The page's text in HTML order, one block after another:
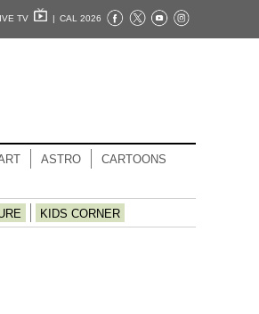
TV | CAL 2026
ASTRO CARTOONS
KIDS CORNER